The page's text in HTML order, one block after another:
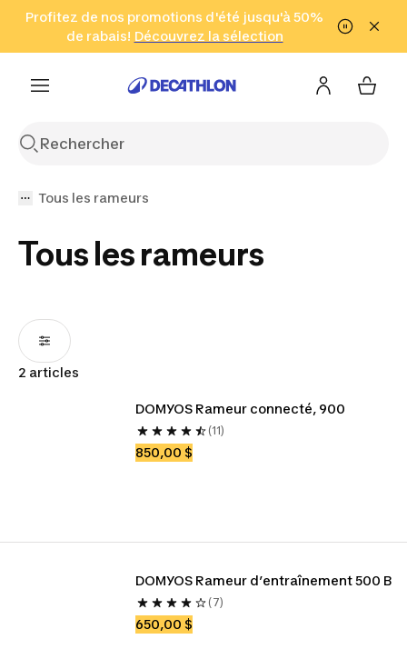
Aller à la recherche Aller au contenu Aller au pied de
Profitez de nos promotions d'été jusqu'à 50%
de rabais! Découvrez la sélection
Cliquez ici
en seulement 2 h!
(Zones sélectionnées)
Tous les rameurs
Tous les rameurs
2 articles
DOMYOS Rameur connecté, 900
(11)
850,00 $
(7)
650,00 $